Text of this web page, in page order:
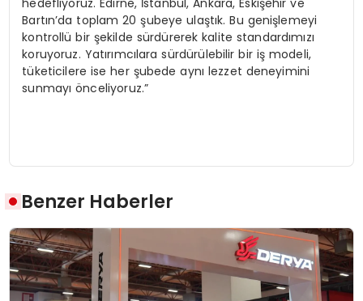
Bartın’da toplam 20 şubeye ulaştık. Bu genişlemeyi
kontrollü bir şekilde sürdürerek kalite standardımızı
koruyoruz. Yatırımcılara sürdürülebilir bir iş modeli,
tüketicilere ise her şubede aynı lezzet deneyimini
sunmayı önceliyoruz.”
Benzer Haberler